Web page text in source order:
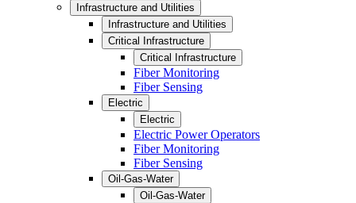
Infrastructure and Utilities
Infrastructure and Utilities
Critical Infrastructure
Critical Infrastructure
Fiber Monitoring
Fiber Sensing
Electric
Electric
Electric Power Operators
Fiber Monitoring
Fiber Sensing
Oil-Gas-Water
Oil-Gas-Water